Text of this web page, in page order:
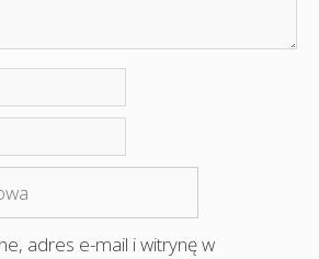
adres e-mail i witrynę w